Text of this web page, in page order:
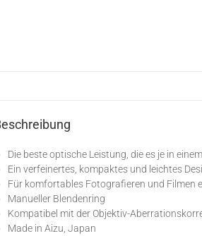
Die beste optische Leistung, die es je in
Ein verfeinertes, kompaktes und leichtes
Für komfortables Fotografieren und Filmen
Manueller Blendenring
Kompatibel mit der Objektiv-
Made in Aizu, Japan